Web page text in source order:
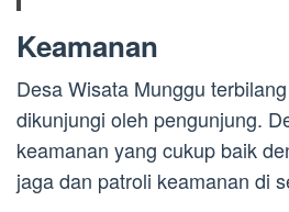
Keamanan
Desa Wisata Munggu
dikunjungi oleh pengunjung.
keamanan yang cukup baik
jaga dan patroli keamanan di